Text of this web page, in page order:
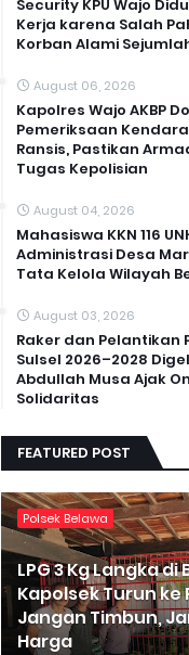
Security KPU Wajo
Kerja karena Salah
Korban Alami
August 06, 2026
Kapolres Wajo AKBP
Pemeriksaan
Ransis, Pastikan
Tugas Kepolisian
August 04, 2026
Mahasiswa KKN 116
Administrasi Desa
Tata Kelola Wilayah
August 03, 2026
Raker dan Pelantikan
Sulsel 2026–2028
Abdullah Musa Ajak
Solidaritas
FEATURED POST
Polsek Belawa
LPG 3 Kg Langka di
Kapolsek Turun ke
Jangan Timbun,
Harga